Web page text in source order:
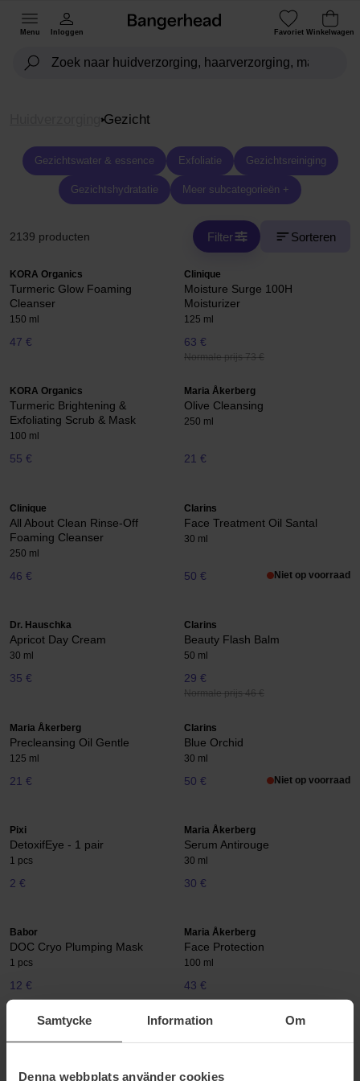
Samtycke Information Om
Denna webbplats använder cookies
Menu Inloggen Favoriet Winkelwagen
Gezicht
Gezichtswater & essence Exfoliatie Gezichtsreiniging
Gezichtshydratatie Meer subcategorieën +
2139 producten Filter Sorteren
KORA Organics
Turmeric Glow Foaming
Cleanser
150 ml
47 €
Clinique
Moisture Surge 100H
Moisturizer
125 ml
63 €
Normale prijs 73 €
KORA Organics
Turmeric Brightening &
Exfoliating Scrub & Mask
100 ml
55 €
Maria Åkerberg
Olive Cleansing
250 ml
21 €
Clinique
All About Clean Rinse-Off
Foaming Cleanser
250 ml
46 €
Clarins
Face Treatment Oil Santal
30 ml
50 € Niet op voorraad
Dr. Hauschka
Apricot Day Cream
30 ml
35 €
Clarins
Beauty Flash Balm
50 ml
29 €
Normale prijs 46 €
Maria Åkerberg
Precleansing Oil Gentle
125 ml
21 €
Clarins
Blue Orchid
30 ml
50 € Niet op voorraad
Pixi
DetoxifEye - 1 pair
1 pcs
2 €
Maria Åkerberg
Serum Antirouge
30 ml
30 €
Babor
DOC Cryo Plumping Mask
1 pcs
12 €
Maria Åkerberg
Face Protection
100 ml
43 €